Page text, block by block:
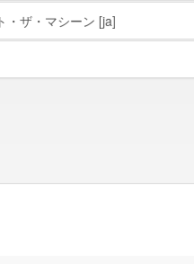
ザ・マシーン [ja]